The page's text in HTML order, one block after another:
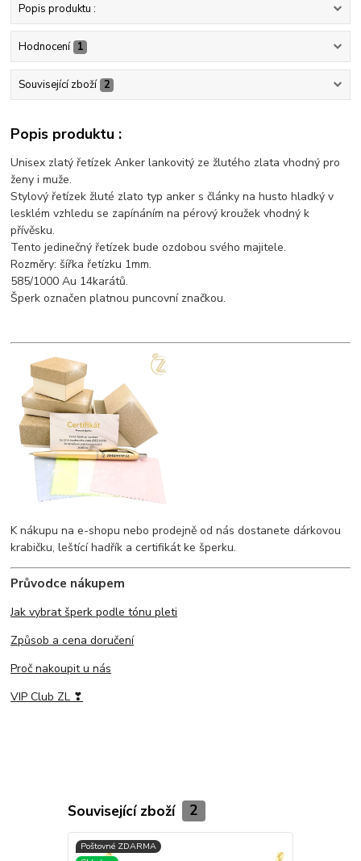
Popis produktu :
Hodnocení 1
Související zboží 2
Popis produktu :
Unisex zlatý řetízek Anker lankovitý ze žlutého zlata vhodný pro
ženy i muže.
Stylový řetízek žluté zlato typ anker s články na husto hladký v
lesklém vzhledu se zapínáním na pérový kroužek vhodný k
přívěsku.
Tento jedinečný řetízek bude ozdobou svého majitele.
Rozměry: šířka řetízku 1mm.
585/1000 Au 14karátů.
Šperk označen platnou puncovní značkou.
K nákupu na e-shopu nebo prodejně od nás dostanete dárkovou
krabičku, leštící hadřík a certifikát ke šperku.
Průvodce nákupem
Jak vybrat šperk podle tónu pleti
Způsob a cena doručení
Proč nakoupit u nás
VIP Club ZL ❣
Související zboží 2